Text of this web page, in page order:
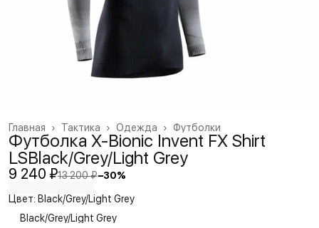
Футболки
Одежда ›
Тактика ›
Главная ›
Футболка X-Bionic Invent FX Shirt
LSBlack/Grey/Light Grey
9 240 ₽13 200 ₽−30%
Цвет: Black/Grey/Light Grey
Black/Grey/Light Grey